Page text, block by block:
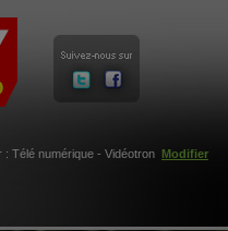
: Télé numérique - Vidéotron Modifier